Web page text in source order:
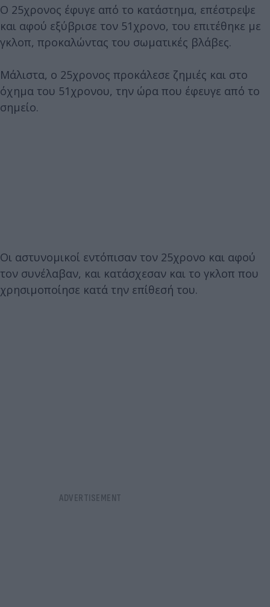
Ο 25χρονος έφυγε από το κατάστημα, επέστρεψε
και αφού εξύβρισε τον 51χρονο, του επιτέθηκε με
γκλοπ, προκαλώντας του σωματικές βλάβες.
Μάλιστα, ο 25χρονος προκάλεσε ζημιές και στο
όχημα του 51χρονου, την ώρα που έφευγε από το
σημείο.
Οι αστυνομικοί εντόπισαν τον 25χρονο και αφού
τον συνέλαβαν, και κατάσχεσαν και το γκλοπ που
χρησιμοποίησε κατά την επίθεσή του.